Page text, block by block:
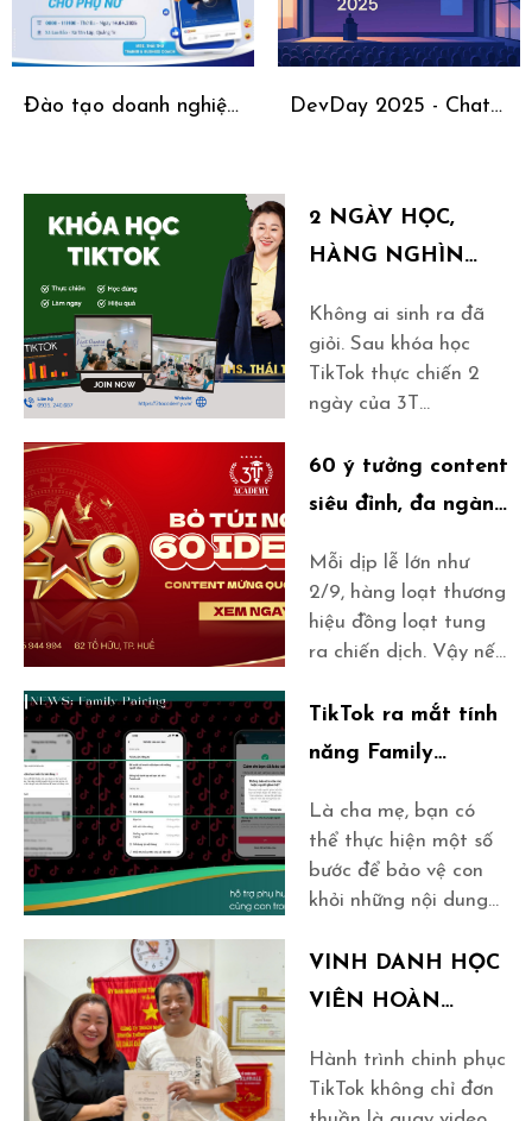
TikTok
[2026]
Đào tạo doanh nghiệp:
Bảo – Tân Lập
DevDay 2025 - Chat
Thế Giới Số
2 NGÀY HỌC,
HÀNG NGHÌN
ĐÃ SẴN SÀNG
CHƯA?
Không ai sinh ra đã
giỏi. Sau khóa học
TikTok thực chiến 2
ngày của 3T
tạo ra những kết quả
đầu tiên. Bạn đã sẵn
dựng kênh TikTok cho
riêng mình chưa?
60 ý tưởng content
siêu đỉnh, đa ngành
khánh 2/9
Mỗi dịp lễ lớn như
2/9, hàng loạt thương
hiệu đồng loạt tung
ra chiến dịch. Vậy nếu
quá nhiều nội dung,
thì thử hỏi: làm sao để
không trôi tuột giữa
biển content na ná
nhau?
TikTok ra mắt tính
năng Family
toàn, mở cuộc trò
chuyện gia đình
Là cha mẹ, bạn có
thể thực hiện một số
bước để bảo vệ con
khỏi những nội dung
Tính năng Family
Pairing của TikTok cho
khoản của mình với
tài khoản của con để
giám sát và kiểm soát
VINH DANH HỌC
VIÊN HOÀN
HỌC TIKTOK TẠI
3T ACADEMY
Hành trình chinh phục
TikTok không chỉ đơn